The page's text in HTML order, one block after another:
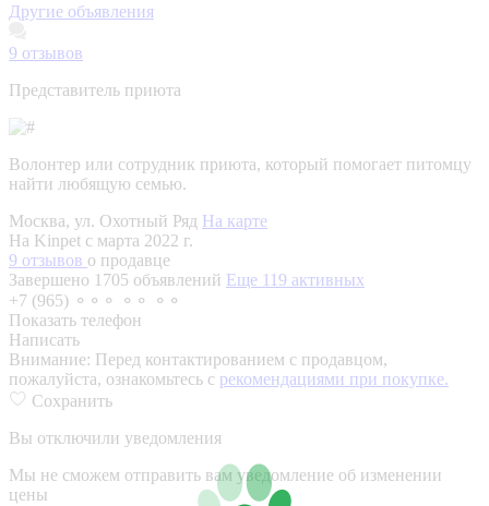
Другие объявления
9 отзывов
Представитель приюта
Волонтер или сотрудник приюта, который помогает питомцу
найти любящую семью.
Москва, ул. Охотный Ряд На карте
На Kinpet c марта 2022 г.
9 отзывов о продавце
Завершено 1705 объявлений Еще 119 активных
+7 (965) ⚬⚬⚬ ⚬⚬ ⚬⚬
Показать телефон
Написать
Внимание: Перед контактированием с продавцом,
пожалуйста, ознакомьтесь с рекомендациями при покупке.
Сохранить
Вы отключили уведомления
Мы не сможем отправить вам уведомление об изменении
цены